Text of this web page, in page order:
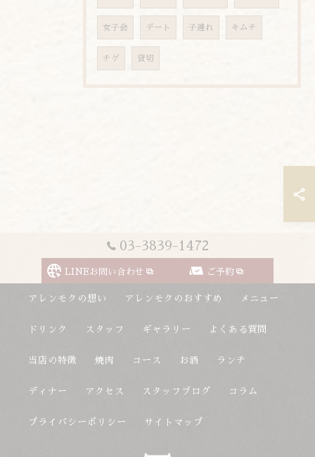
女子会 デート 子連れ キムチ
チゲ 貸切
03-3839-1472
LINEお問い合わせ ご予約
アレンモクの想い アレンモクのおすすめ メニュー
ドリンク スタッフ ギャラリー よくある質問
当店の特徴 焼肉 コース お酒 ランチ
ディナー アクセス スタッフブログ コラム
プライバシーポリシー サイトマップ